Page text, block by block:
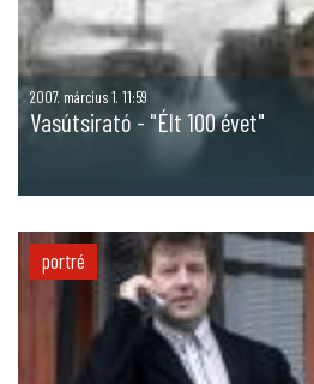
2007. március 1. 11:59
Vasútsirató - "Élt 100 évet"
portré